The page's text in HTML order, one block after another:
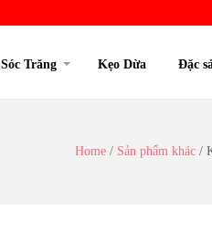
Trăng Kẹo Dừa Đặc
Home / Sản phẩm khác /